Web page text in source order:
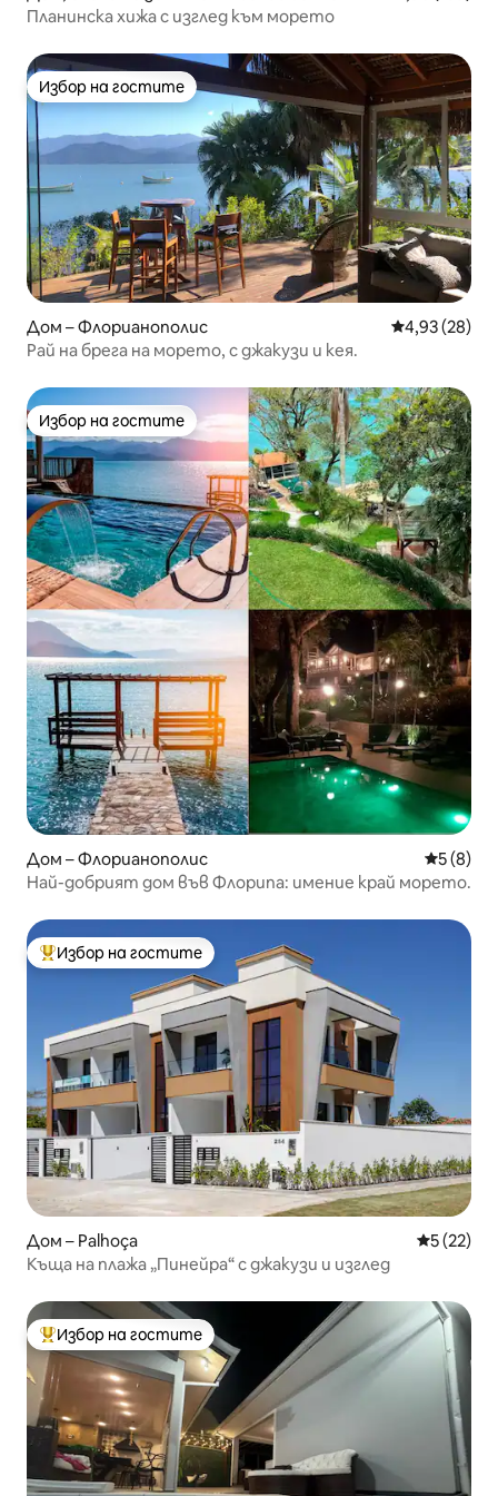
Планинска хижа с изглед към морето
Избор на гостите
Избор на гостите
Дом – Флорианополис Средна
4,93 (28)
Рай на брега на морето, с джакузи и кея.
Избор на гостите
Избор на гостите
Дом – Флорианополис Средна
5 (8)
Най-добрият дом във Флорипа: имение край морето.
Най-популярен избор на гостите
Избор на гостите
Дом – Palhoça Средна
5 (22)
Къща на плажа „Пинейра“ с джакузи и изглед
Най-популярен избор на гостите
Избор на гостите